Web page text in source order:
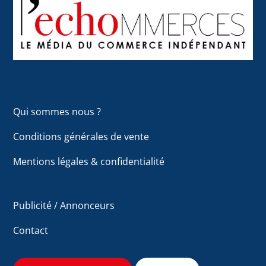
To
Top
Qui sommes nous ?
Conditions générales de vente
Mentions légales & confidentialité
Publicité / Annonceurs
Contact